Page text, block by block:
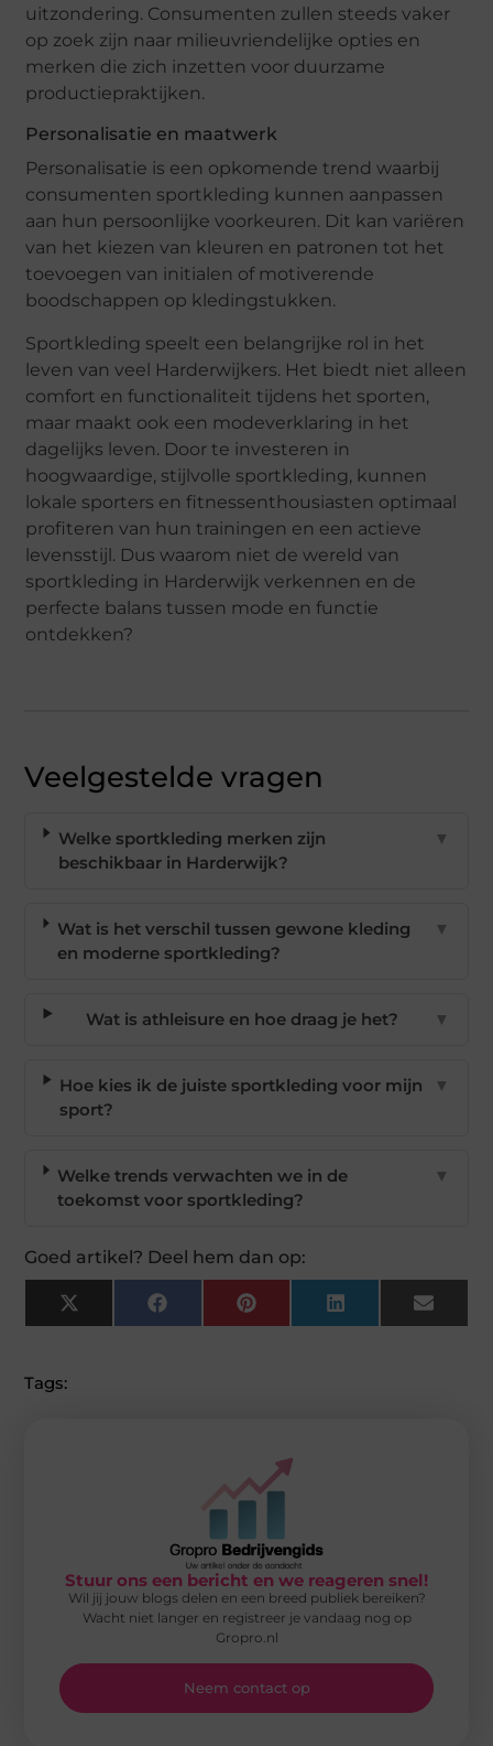
uitzondering. Consumenten zullen steeds vaker
op zoek zijn naar milieuvriendelijke opties en
merken die zich inzetten voor duurzame
productiepraktijken.
Personalisatie en maatwerk
Personalisatie is een opkomende trend waarbij
consumenten sportkleding kunnen aanpassen
aan hun persoonlijke voorkeuren. Dit kan variëren
van het kiezen van kleuren en patronen tot het
toevoegen van initialen of motiverende
boodschappen op kledingstukken.
Sportkleding speelt een belangrijke rol in het
leven van veel Harderwijkers. Het biedt niet alleen
comfort en functionaliteit tijdens het sporten,
maar maakt ook een modeverklaring in het
dagelijks leven. Door te investeren in
hoogwaardige, stijlvolle sportkleding, kunnen
lokale sporters en fitnessenthousiasten optimaal
profiteren van hun trainingen en een actieve
levensstijl. Dus waarom niet de wereld van
sportkleding in Harderwijk verkennen en de
perfecte balans tussen mode en functie
ontdekken?
Veelgestelde vragen
Welke sportkleding merken zijn
beschikbaar in Harderwijk?
▼
Wat is het verschil tussen gewone kleding
en moderne sportkleding?
▼
Wat is athleisure en hoe draag je het? ▼
Hoe kies ik de juiste sportkleding voor mijn
sport?
▼
Welke trends verwachten we in de
toekomst voor sportkleding?
▼
Goed artikel? Deel hem dan op:
X
(Twitter)
FacebookPinterest LinkedIn Email
Tags:
Stuur ons een bericht en we reageren snel!
Wil jij jouw blogs delen en een breed publiek bereiken?
Wacht niet langer en registreer je vandaag nog op
Gropro.nl
Neem contact op